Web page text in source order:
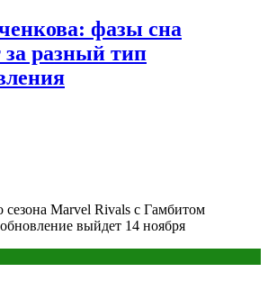
фазы сна
за разный тип
сезона Marvel Rivals с Гамбитом
выйдет 14 ноября